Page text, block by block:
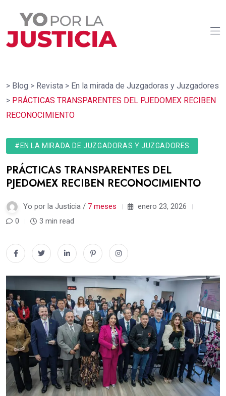
> Blog > Revista > En la mirada de Juzgadoras y Juzgadores
> PRÁCTICAS TRANSPARENTES DEL PJEDOMEX RECIBEN
RECONOCIMIENTO
#EN LA MIRADA DE JUZGADORAS Y JUZGADORES
PRÁCTICAS TRANSPARENTES DEL
PJEDOMEX RECIBEN RECONOCIMIENTO
Yo por la Justicia / 7 meses
enero 23, 2026
0
3 min read